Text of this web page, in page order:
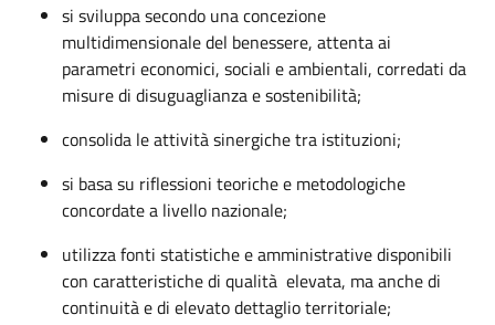
si sviluppa secondo una concezione
multidimensionale del benessere, attenta ai
parametri economici, sociali e ambientali, corredati da
misure di disuguaglianza e sostenibilità;
consolida le attività sinergiche tra istituzioni;
si basa su riflessioni teoriche e metodologiche
concordate a livello nazionale;
utilizza fonti statistiche e amministrative disponibili
con caratteristiche di qualità elevata, ma anche di
continuità e di elevato dettaglio territoriale;